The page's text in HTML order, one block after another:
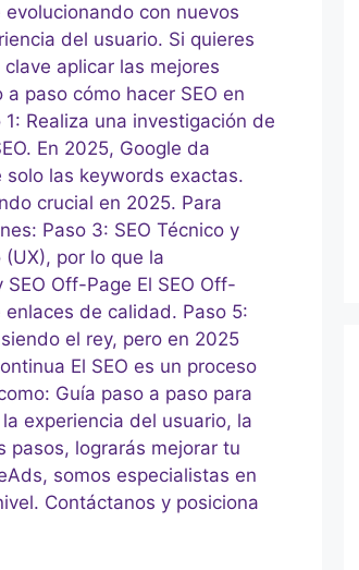
con nuevos
del usuario. Si quieres
aplicar las mejores
paso cómo hacer SEO en
Realiza una investigación de
En 2025, Google da
las keywords exactas.
crucial en 2025. Para
Paso 3: SEO Técnico y
por lo que la
Off-Page El SEO Off-
de calidad. Paso 5:
el rey, pero en 2025
El SEO es un proceso
Guía paso a paso para
experiencia del usuario, la
pasos, lograrás mejorar tu
somos especialistas en
Contáctanos y posiciona